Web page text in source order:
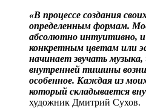
«В процессе создания
определенным формам.
абсолютно интуитивно, и
конкретным цветам или
начинает звучать музыка,
внутренней тишины
особенное. Каждая из
который складывается
художник Дмитрий Сухов.